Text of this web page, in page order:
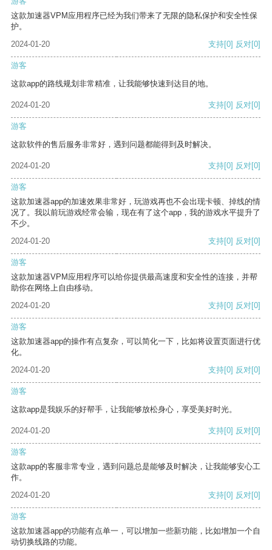
这款加速器VPM应用程序已经为我们带来了无限的隐私保护和安全性保
护。
2024-01-20
支持[0] 反对[0]
游客
这款app的路线规划非常精准，让我能够快速到达目的地。
2024-01-20 支持[0] 反对[0]
游客
这款软件的售后服务非常好，遇到问题都能得到及时解决。
2024-01-20 支持[0] 反对[0]
游客
这款加速器app的加速效果非常好，玩游戏再也不会出现卡顿、掉线的情
况了。我以前玩游戏经常会输，现在有了这个app，我的游戏水平提升了
不少。
2024-01-20
支持[0] 反对[0]
游客
这款加速器VPM应用程序可以给你提供最高速度和安全性的连接，并帮
助你在网络上自由移动。
2024-01-20
支持[0] 反对[0]
游客
这款加速器app的操作有点复杂，可以简化一下，比如将设置页面进行优
化。
2024-01-20
支持[0] 反对[0]
游客
这款app是我娱乐的好帮手，让我能够放松身心，享受美好时光。
2024-01-20 支持[0] 反对[0]
游客
这款app的客服非常专业，遇到问题总是能够及时解决，让我能够安心工
作。
2024-01-20
支持[0] 反对[0]
游客
这款加速器app的功能有点单一，可以增加一些新功能，比如增加一个自
动切换线路的功能。